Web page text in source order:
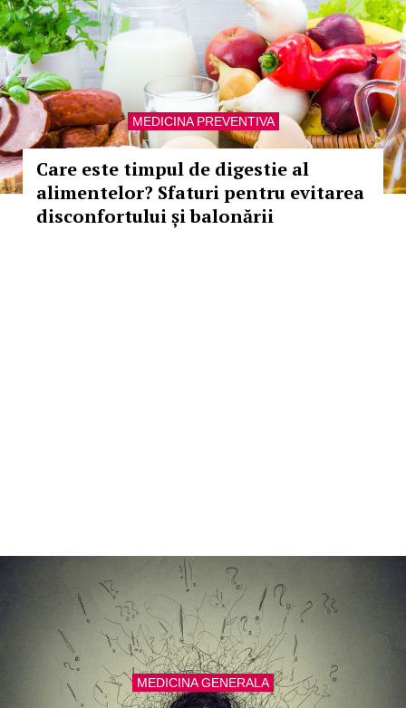
MEDICINA PREVENTIVA
Care este timpul de digestie al
alimentelor? Sfaturi pentru evitarea
disconfortului și balonării
MEDICINA GENERALA